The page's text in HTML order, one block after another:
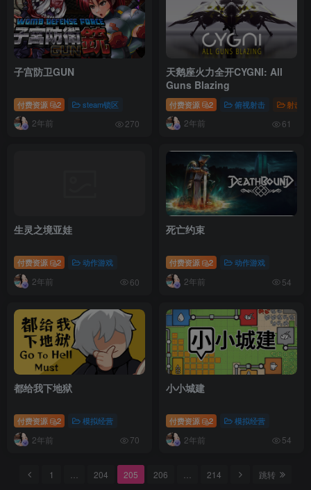
子宫防卫GUN
付费资源 2 steam锁区
2年前 270
天鹅座火力全开CYGNI: All
Guns Blazing
付费资源 2 俯视射击 射击
2年前 61
生灵之境亚娃
付费资源 2 动作游戏
2年前 60
死亡约束
付费资源 2 动作游戏
2年前 54
都给我下地狱
付费资源 2 模拟经营
2年前 70
小小城建
付费资源 2 模拟经营
2年前 54
1 204 205 206 214 跳转